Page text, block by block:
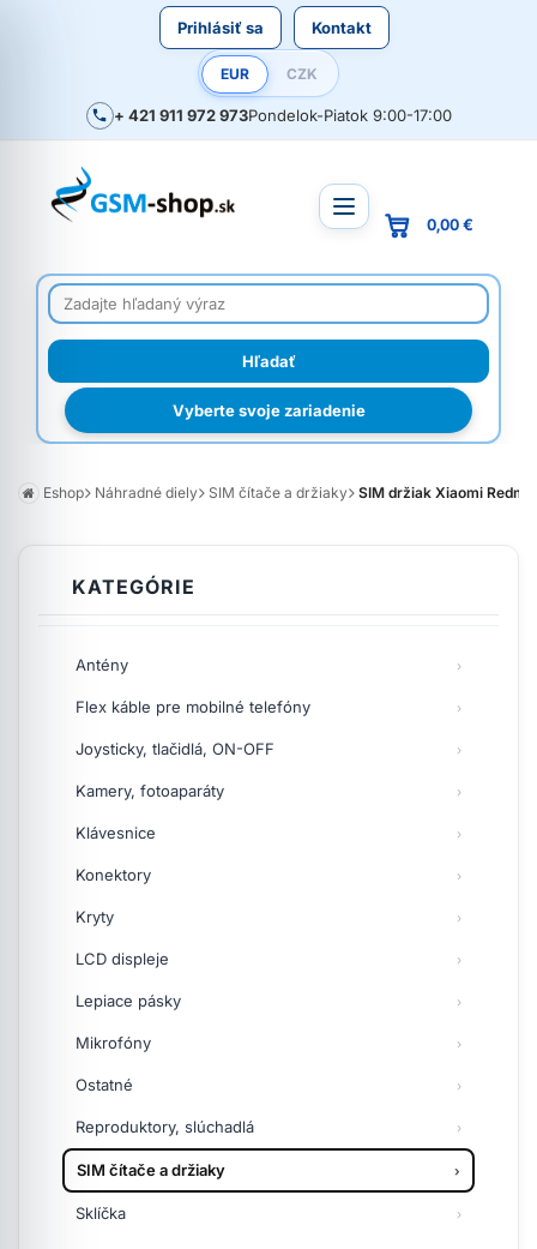
Prihlásiť sa Kontakt
EUR CZK
+ 421 911 972 973Pondelok-Piatok 9:00-17:00
Vyberte svoje zariadenie
0,00 €
Eshop Náhradné diely SIM čítače a držiaky SIM držiak Xiaomi Redmi
KATEGÓRIE
Antény
Flex káble pre mobilné telefóny
Joysticky, tlačidlá, ON-OFF
Kamery, fotoaparáty
Klávesnice
Konektory
Kryty
LCD displeje
Lepiace pásky
Mikrofóny
Ostatné
Reproduktory, slúchadlá
SIM čítače a držiaky
Sklíčka